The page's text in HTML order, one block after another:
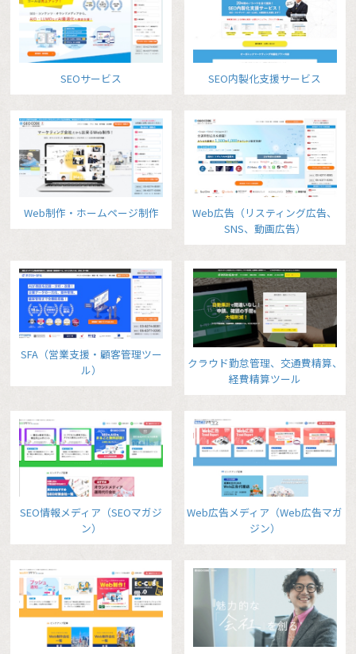
SEOサービス SEO内製化支援サービス
Web制作・ホームページ制作
Web広告（リスティング広告、
SNS、動画広告）
SFA（営業支援・顧客管理ツー
ル）
クラウド勤怠管理、交通費精算、
経費精算ツール
SEO情報メディア（SEOマガジ
ン）
Web広告メディア（Web広告マガ
ジン）